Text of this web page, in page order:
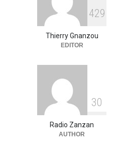
RFI
429
Thierry Gnanzou
EDITOR
30
Radio Zanzan
AUTHOR